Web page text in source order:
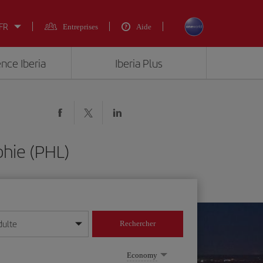
Entreprises Aide
Iberia Iberia Plus
(PHL)
année
Rechercher
Economy